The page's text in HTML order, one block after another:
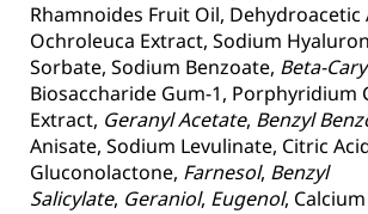
Rhamnoides Fruit Oil, Dehydroacetic
Ochroleuca Extract, Sodium
Sorbate, Sodium Benzoate, Beta-
Biosaccharide Gum-1, Porphyridium
Extract, Geranyl Acetate, Benzyl
Anisate, Sodium Levulinate, Citric
Gluconolactone, Farnesol, Benzyl
Salicylate, Geraniol, Eugenol,